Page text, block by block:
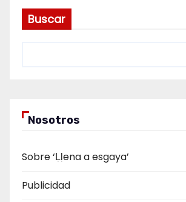
Buscar
Nosotros
Sobre ‘Ḷḷena a esgaya’
Publicidad